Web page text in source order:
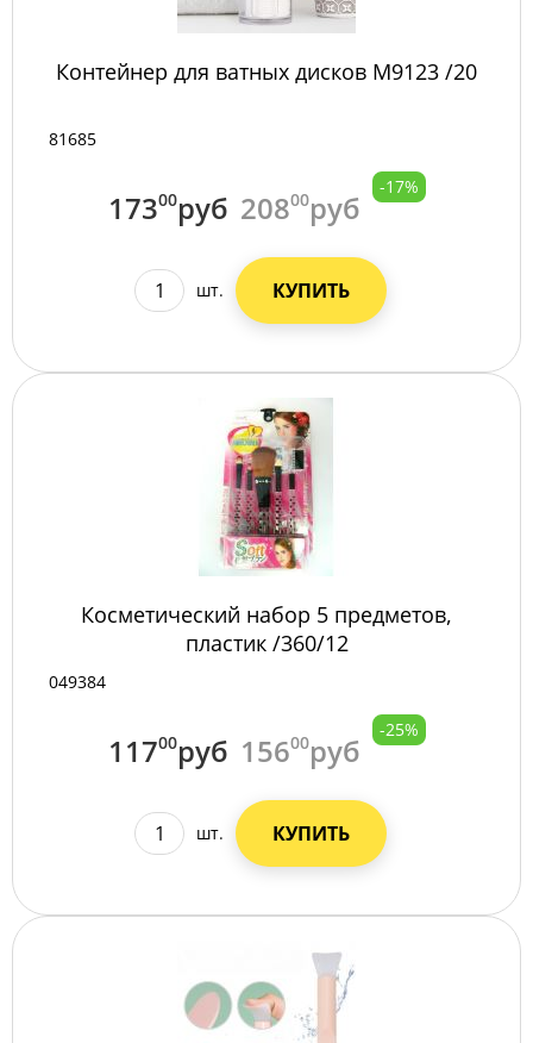
Контейнер для ватных дисков М9123 /20
81685
17300руб 20800руб
-17%
шт. КУПИТЬ
Косметический набор 5 предметов,
пластик /360/12
049384
11700руб 15600руб
-25%
шт. КУПИТЬ